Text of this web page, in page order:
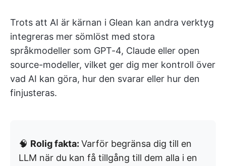
Trots att AI är kärnan i Glean kan andra verktyg
integreras mer sömlöst med stora
språkmodeller som GPT-4, Claude eller open
source-modeller, vilket ger dig mer kontroll över
vad AI kan göra, hur den svarar eller hur den
finjusteras.
🧠 Rolig fakta: Varför begränsa dig till en
LLM när du kan få tillgång till dem alla i en